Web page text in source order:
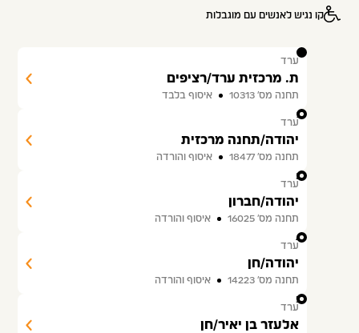
קו נגיש לאנשים עם מוגבלות
1
ערד
ת. מרכזית ערד/רציפים
תחנה מס׳ 10313 איסוף בלבד
2
ערד
יהודה/תחנה מרכזית
תחנה מס׳ 18477 איסוף והורדה
3
ערד
יהודה/חברון
תחנה מס׳ 16025 איסוף והורדה
4
ערד
יהודה/חן
תחנה מס׳ 14223 איסוף והורדה
5
ערד
אלעזר בן יאיר/חן